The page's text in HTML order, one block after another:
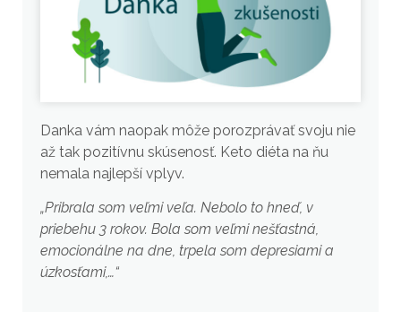
Danka vám naopak môže porozprávať svoju nie
až tak pozitívnu skúsenosť. Keto diéta na ňu
nemala najlepší vplyv.
„Pribrala som veľmi veľa. Nebolo to hneď, v
priebehu 3 rokov. Bola som veľmi nešťastná,
emocionálne na dne, trpela som depresiami a
úzkosťami,…“